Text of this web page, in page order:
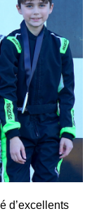
d’excellents